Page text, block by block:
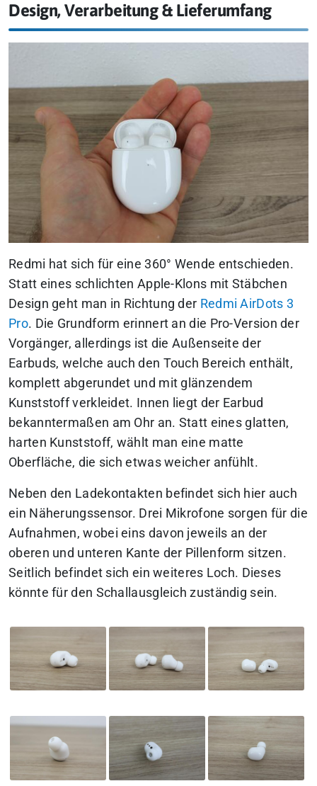
Design, Verarbeitung & Lieferumfang
Redmi hat sich für eine 360° Wende entschieden.
Statt eines schlichten Apple-Klons mit Stäbchen
Design geht man in Richtung der Redmi AirDots 3
Pro. Die Grundform erinnert an die Pro-Version der
Vorgänger, allerdings ist die Außenseite der
Earbuds, welche auch den Touch Bereich enthält,
komplett abgerundet und mit glänzendem
Kunststoff verkleidet. Innen liegt der Earbud
bekanntermaßen am Ohr an. Statt eines glatten,
harten Kunststoff, wählt man eine matte
Oberfläche, die sich etwas weicher anfühlt.
Neben den Ladekontakten befindet sich hier auch
ein Näherungssensor. Drei Mikrofone sorgen für die
Aufnahmen, wobei eins davon jeweils an der
oberen und unteren Kante der Pillenform sitzen.
Seitlich befindet sich ein weiteres Loch. Dieses
könnte für den Schallausgleich zuständig sein.